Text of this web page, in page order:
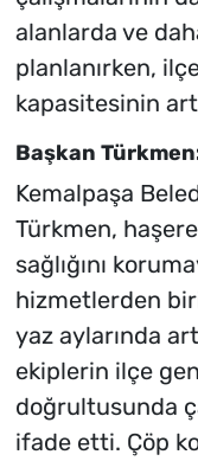
alanlarda ve
planlanırken,
kapasitesinin
Başkan
Kemalpaşa
Türkmen,
sağlığını
hizmetlerden
yaz aylarında
ekiplerin ilçe
doğrultusunda
ifade etti. Çöp